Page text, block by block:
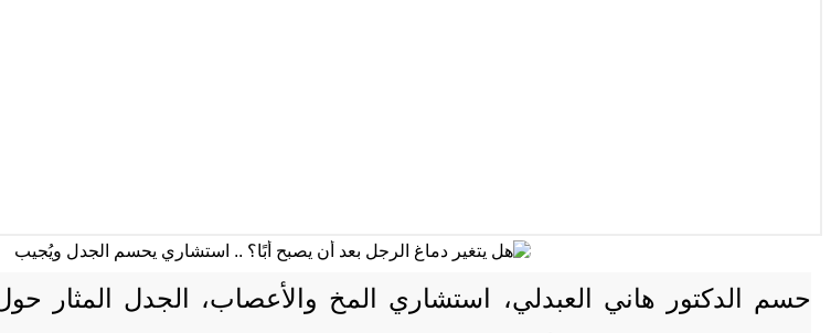
حسم الدكتور هاني العبدلي، استشاري المخ والأعصاب، الجدل المثار